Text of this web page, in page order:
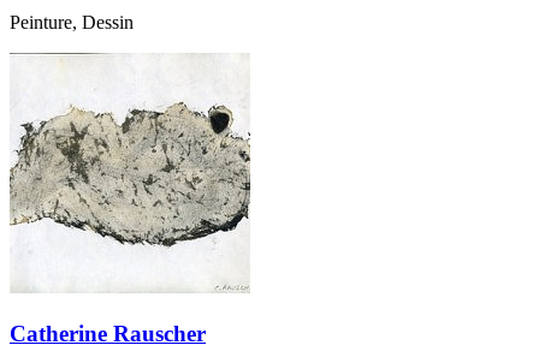
Peinture, Dessin
Catherine Rauscher